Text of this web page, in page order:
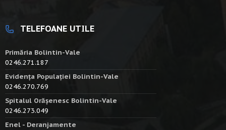
TELEFOANE UTILE
Primăria Bolintin-Vale
0246.271.187
Evidența Populației Bolintin-Vale
0246.270.769
Spitalul Orășenesc Bolintin-Vale
0246.273.049
Enel - Deranjamente